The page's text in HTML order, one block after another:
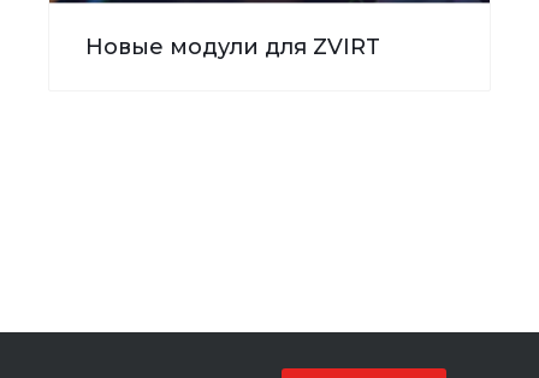
Новые модули для ZVIRT